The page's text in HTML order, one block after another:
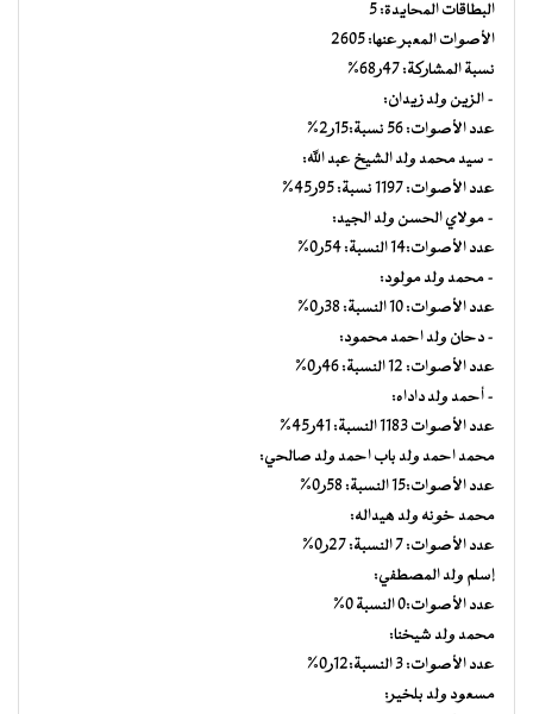
البطاقات المحايدة: 5
الأصوات المعبر عنها: 2605
نسبة المشاركة: 47ر68%
– الزين ولد زيدان:
عدد الأصوات: 56 نسبة:15ر2%
– سيد محمد ولد الشيخ عبد الله:
عدد الأصوات: 1197 نسبة: 95ر45%
– مولاي الحسن ولد الجيد:
عدد الأصوات:14 النسبة: 54ر0%
– محمد ولد مولود:
عدد الأصوات: 10 النسبة: 38ر0%
– دحان ولد احمد محمود:
عدد الأصوات: 12 النسبة: 46ر0%
– أحمد ولد داداه:
عدد الأصوات 1183 النسبة: 41ر45%
محمد احمد ولد باب احمد ولد صالحي:
عدد الأصوات:15 النسبة: 58ر0%
محمد خونه ولد هيداله:
عدد الأصوات: 7 النسبة: 27ر0%
إسلم ولد المصطفي:
عدد الأصوات:0 النسبة 0%
محمد ولد شيخنا:
عدد الأصوات: 3 النسبة:12ر0%
مسعود ولد بلخير: